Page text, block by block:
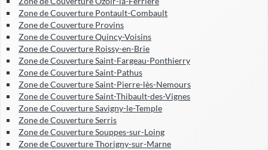
Zone de Couverture Pontault-Combault
Zone de Couverture Provins
Zone de Couverture Quincy-Voisins
Zone de Couverture Roissy-en-Brie
Zone de Couverture Saint-Fargeau-Ponthierry
Zone de Couverture Saint-Pathus
Zone de Couverture Saint-Pierre-lès-Nemours
Zone de Couverture Saint-Thibault-des-Vignes
Zone de Couverture Savigny-le-Temple
Zone de Couverture Serris
Zone de Couverture Souppes-sur-Loing
Zone de Couverture Thorigny-sur-Marne